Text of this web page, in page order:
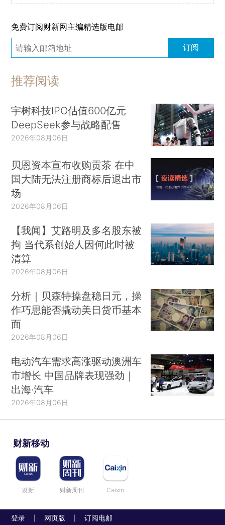
免费订阅财新网主编精选版电邮
订阅
推荐阅读
宇树科技IPO估值600亿元
DeepSeek参与战略配售
2026年08月06日
贝恩资本宣布收购贡茶 在中
国大陆无法注册商标后退出市
场
2026年08月06日
【我闻】艾路明及多名股东被
拘 当代系创始人因何此时被
清算
2026年08月06日
分析｜贝森特操盘稳日元，操
作巧思能否撬动美日货币基本
面
2026年08月06日
电动汽车需求高涨驱动澳洲车
市增长 中国品牌表现强劲｜
出海·汽车
2026年08月06日
财新移动
财新 财新周刊 Caixin
登录 网页版 订阅电邮